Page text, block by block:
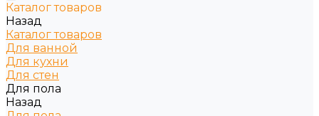
Каталог товаров
Назад
Каталог товаров
Для ванной
Для кухни
Для стен
Для пола
Назад